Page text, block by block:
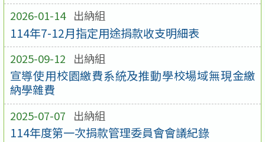
2026-01-14 出納組
114年7-12月指定用途捐款收支明細表
2025-09-12 出納組
宣導使用校園繳費系統及推動學校場域無現金繳
納學雜費
2025-07-07 出納組
114年度第一次捐款管理委員會會議紀錄